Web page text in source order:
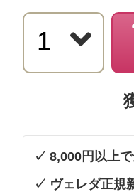
✓ 8,000円以上
✓ ヴェレダ正規